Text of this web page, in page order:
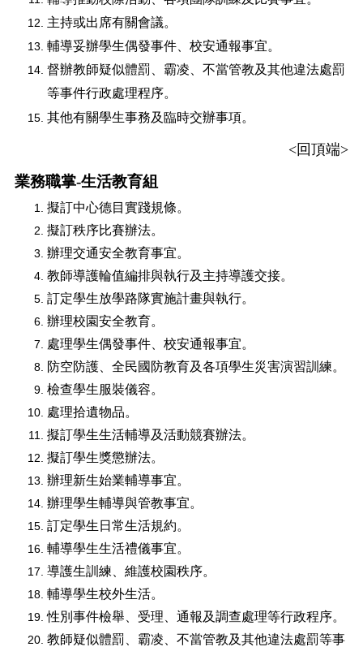
主持或出席有關會議。
輔導妥辦學生偶發事件、校安通報事宜。
督辦教師疑似體罰、霸凌、不當管教及其他違法處罰
等事件行政處理程序。
其他有關學生事務及臨時交辦事項。
<回頂端>
業務職掌-生活教育組
擬訂中心德目實踐規條。
擬訂秩序比賽辦法。
辦理交通安全教育事宜。
教師導護輪值編排與執行及主持導護交接。
訂定學生放學路隊實施計畫與執行。
辦理校園安全教育。
處理學生偶發事件、校安通報事宜。
防空防護、全民國防教育及各項學生災害演習訓練。
檢查學生服裝儀容。
處理拾遺物品。
擬訂學生生活輔導及活動競賽辦法。
擬訂學生獎懲辦法。
辦理新生始業輔導事宜。
辦理學生輔導與管教事宜。
訂定學生日常生活規約。
輔導學生生活禮儀事宜。
導護生訓練、維護校園秩序。
輔導學生校外生活。
性別事件檢舉、受理、通報及調查處理等行政程序。
教師疑似體罰、霸凌、不當管教及其他違法處罰等事